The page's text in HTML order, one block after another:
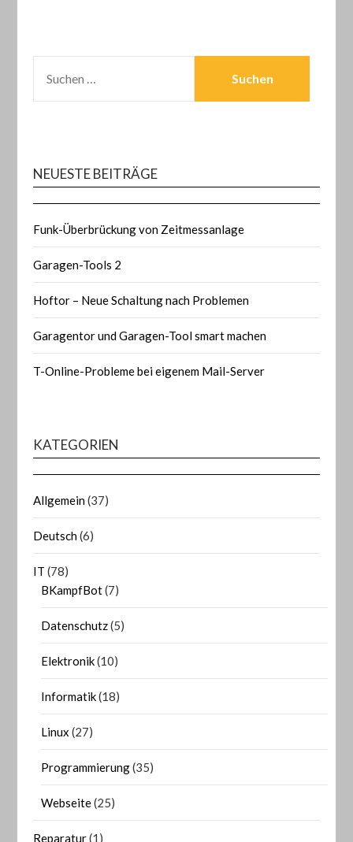
NACH:
NEUESTE BEITRÄGE
Funk-Überbrückung von Zeitmessanlage
Garagen-Tools 2
Hoftor – Neue Schaltung nach Problemen
Garagentor und Garagen-Tool smart machen
T-Online-Probleme bei eigenem Mail-Server
KATEGORIEN
Allgemein(37)
Deutsch(6)
IT (78)
BKampfBot(7)
Datenschutz(5)
Elektronik(10)
Informatik(18)
Linux (27)
Programmierung(35)
Webseite(25)
Reparatur(1)